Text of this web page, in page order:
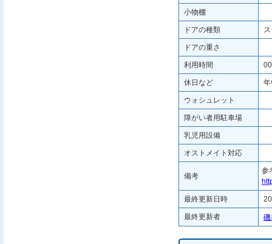
小物棚
ドアの種類
ドアの重さ
利用時間
休日など
ウォシュレット
障がい者用駐車場
乳児用設備
オストメイト対応
備考
参
最終更新日時
最終更新者